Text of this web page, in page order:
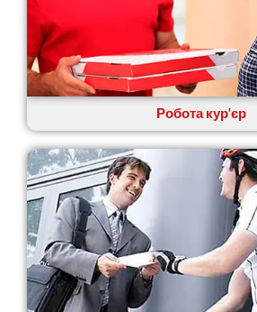
Коцюбинське
Конотоп
Коростень
Корсунь-Шевченківський
Ковель
Козин
Красноград
Кременчук
Кременець
Кривий Ріг
Кролевець
Кропивницький
Крихівці
Робота кур'єр